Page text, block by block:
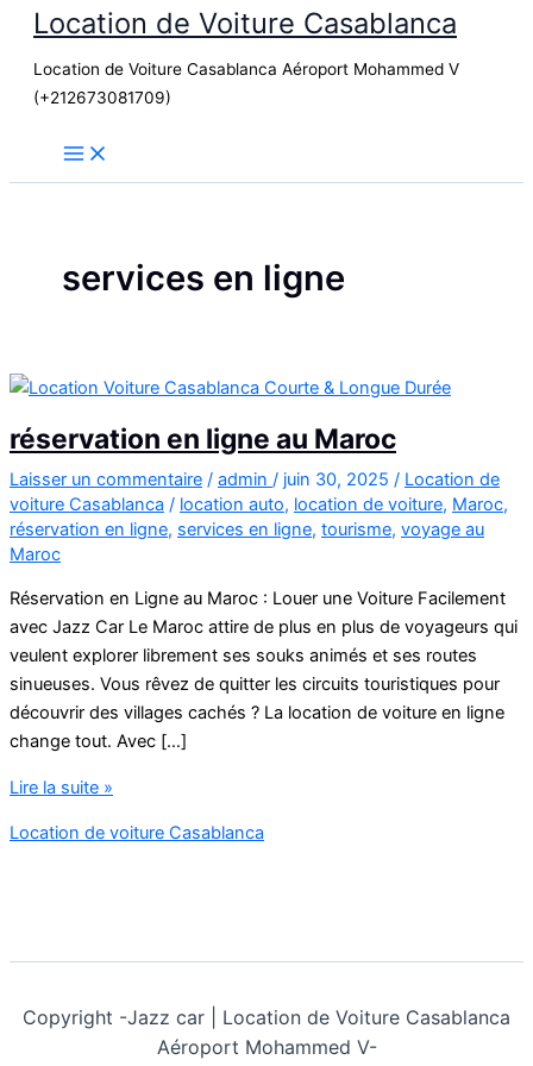
contenu
Location de Voiture Casablanca
Location de Voiture Casablanca Aéroport Mohammed V
(+212673081709)
services en ligne
réservation en ligne au Maroc
Laisser un commentaire / admin / juin 30, 2025 / Location de
voiture Casablanca / location auto, location de voiture, Maroc,
réservation en ligne, services en ligne, tourisme, voyage au
Maroc
Réservation en Ligne au Maroc : Louer une Voiture Facilement
avec Jazz Car Le Maroc attire de plus en plus de voyageurs qui
veulent explorer librement ses souks animés et ses routes
sinueuses. Vous rêvez de quitter les circuits touristiques pour
découvrir des villages cachés ? La location de voiture en ligne
change tout. Avec […]
réservation
ligne
Lire la suite »
Location de voiture Casablanca
Copyright -Jazz car | Location de Voiture Casablanca
Aéroport Mohammed V-